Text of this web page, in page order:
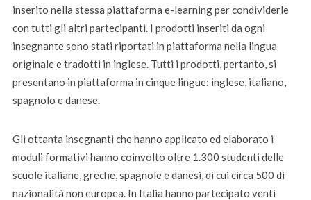
inserito nella stessa piattaforma e-learning per condividerle
con tutti gli altri partecipanti. I prodotti inseriti da ogni
insegnante sono stati riportati in piattaforma nella lingua
originale e tradotti in inglese. Tutti i prodotti, pertanto, si
presentano in piattaforma in cinque lingue: inglese, italiano,
spagnolo e danese.
Gli ottanta insegnanti che hanno applicato ed elaborato i
moduli formativi hanno coinvolto oltre 1.300 studenti delle
scuole italiane, greche, spagnole e danesi, di cui circa 500 di
nazionalità non europea. In Italia hanno partecipato venti